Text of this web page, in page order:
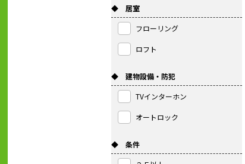
◆ 居室
フローリング
ロフト
◆ 建物設備・防犯
TVインターホン
オートロック
◆ 条件